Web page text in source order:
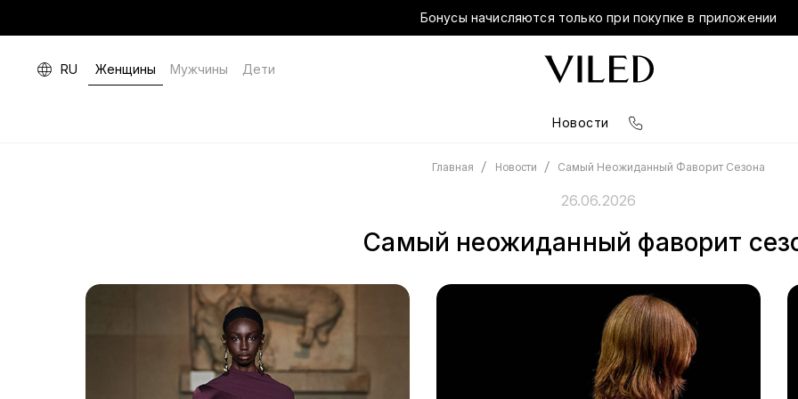
Бонусы начисляются только при покупке в приложении
RU Женщины Мужчины Дети
Новости
Главная / Новости / Самый Неожиданный Фаворит Сезона
26.06.2026
Самый неожиданный фаворит